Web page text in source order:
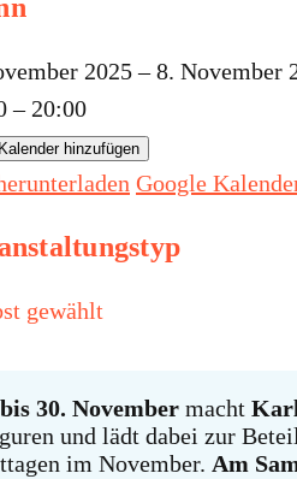
2025 – 8. November
– 20:00
hinzufügen
Google
gewählt
30. November macht
und lädt dabei zur
im November. Am